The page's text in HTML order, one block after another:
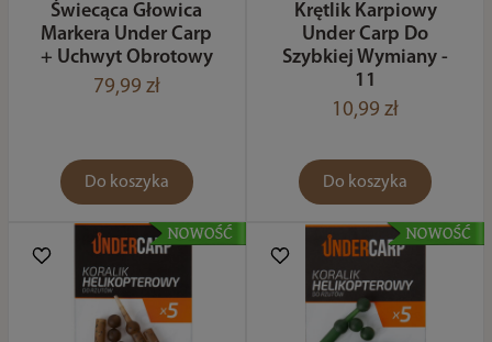
Świecąca Głowica
Markera Under Carp
+ Uchwyt Obrotowy
79,99 zł
Do koszyka
Krętlik Karpiowy
Under Carp Do
Szybkiej Wymiany -
11
10,99 zł
Do koszyka